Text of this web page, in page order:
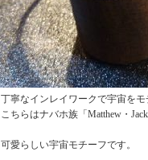
丁寧なインレイワークで宇宙を
こちらはナバホ族「Matthew・
可愛らしい宇宙モチーフです。